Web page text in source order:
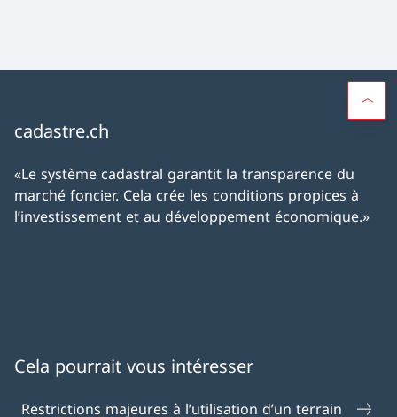
cadastre.ch
«Le système cadastral garantit la transparence du
marché foncier. Cela crée les conditions propices à
l’investissement et au développement économique.»
Cela pourrait vous intéresser
Restrictions majeures à l’utilisation d’un terrain